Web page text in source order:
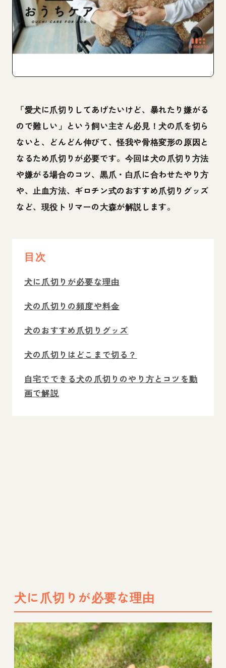
「愛犬に爪切りしてあげたいけど、暴れたり嫌がる
ので難しい」という飼い主さん必見！犬の爪を切ら
ないと、どんどん伸びて、怪我や骨格変形の原因と
なるため爪切りが必要です。今回は犬の爪切り方法
や嫌がる場合のコツ、黒爪・白爪に合わせたやり方
や、止血方法、ギロチン式のおすすめ爪切りグッズ
など、現役トリマーの大森が解説します。
目次
犬に爪切りが必要な理由
犬の爪切りの頻度や料金
犬のおすすめ爪切りグッズ
犬の爪切りはどこまで切る？
自宅でできる犬の爪切りのやり方とコツを動
画で解説
犬に爪切りが必要な理由